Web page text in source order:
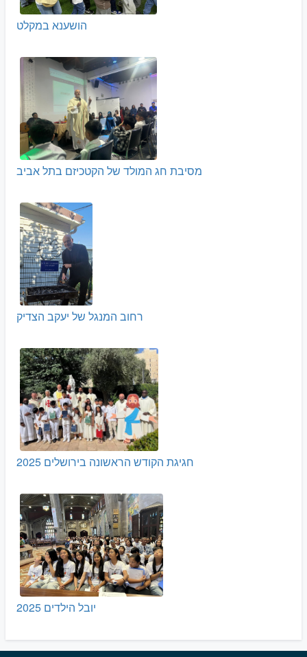
הושענא במקלט
מסיבת חג המולד של הקטכיזם בתל אביב
רחוב המנגל של יעקב הצדיק
חגיגת הקודש הראשונה בירושלים 2025
יובל הילדים 2025